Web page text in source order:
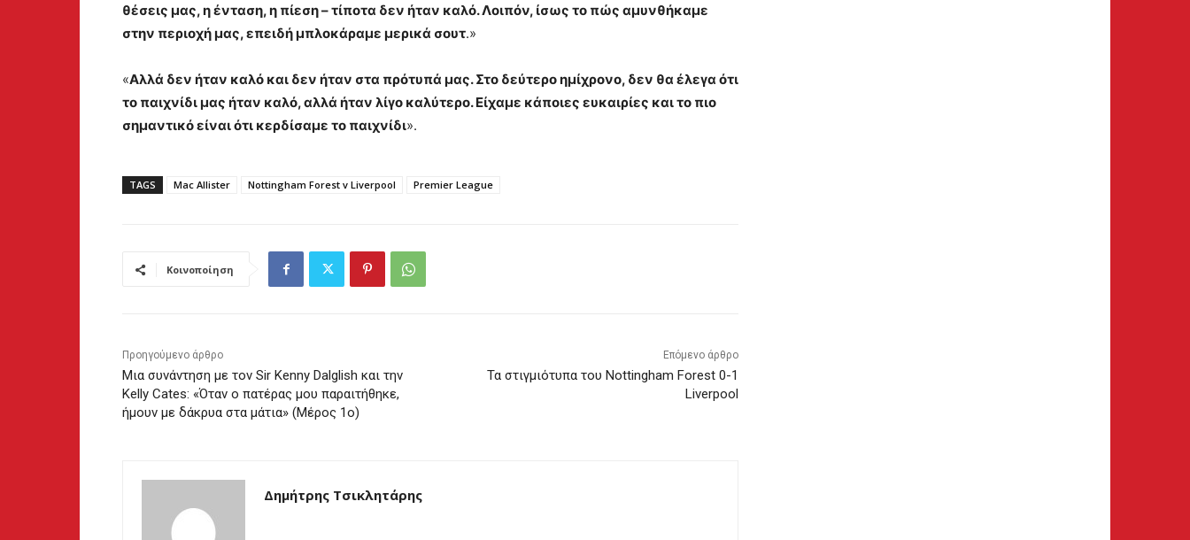
θέσεις μας, η ένταση, η πίεση – τίποτα δεν ήταν καλό. Λοιπόν, ίσως το πώς αμυνθήκαμε
στην περιοχή μας, επειδή μπλοκάραμε μερικά σουτ.»
«Αλλά δεν ήταν καλό και δεν ήταν στα πρότυπά μας. Στο δεύτερο ημίχρονο, δεν θα έλεγα ότι
το παιχνίδι μας ήταν καλό, αλλά ήταν λίγο καλύτερο. Είχαμε κάποιες ευκαιρίες και το πιο
σημαντικό είναι ότι κερδίσαμε το παιχνίδι».
TAGS Mac Allister Nottingham Forest v Liverpool Premier League
Κοινοποίηση
Προηγούμενο άρθρο
Μια συνάντηση με τον Sir Kenny Dalglish και την
Kelly Cates: «Όταν ο πατέρας μου παραιτήθηκε,
ήμουν με δάκρυα στα μάτια» (Μέρος 1ο)
Επόμενο άρθρο
Τα στιγμιότυπα του Nottingham Forest 0-1
Liverpool
Δημήτρης Τσικλητάρης